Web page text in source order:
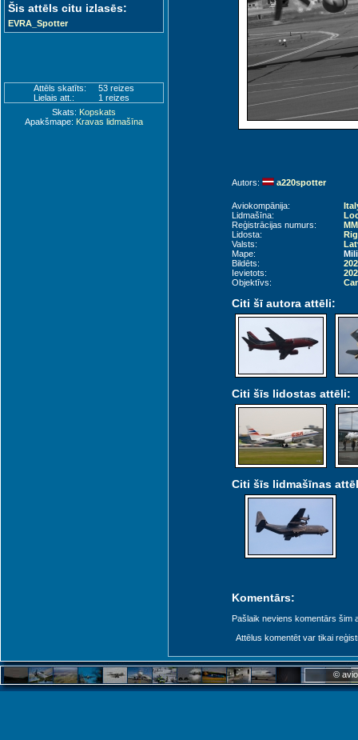
Šis attēls citu izlasēs:
EVRA_Spotter
Attēls skatīts:
53 reizes
Lielais att.:
1 reizes
Skats: Kopskats
Apakšmape: Kravas lidmašīna
Autors: a220spotter
Aviokompānija:
Lidmašīna:
Reģistrācijas numurs:
Lidosta:
Valsts:
Mape:
Bildēts:
Ievietots:
Objektīvs:
Citi šī autora attēli:
Citi šīs lidostas attēli:
Citi šīs lidmašīnas
Komentārs:
Pašlaik neviens komentārs šim
Attēlus komentēt var tikai
©